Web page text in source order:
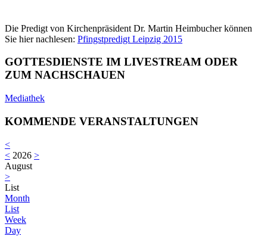
Die Predigt von Kirchenpräsident Dr. Martin Heimbucher können
Sie hier nachlesen: Pfingstpredigt Leipzig 2015
GOTTESDIENSTE IM LIVESTREAM ODER
ZUM NACHSCHAUEN
Mediathek
KOMMENDE VERANSTALTUNGEN
<
< 2026 >
August
>
List
Month
List
Week
Day